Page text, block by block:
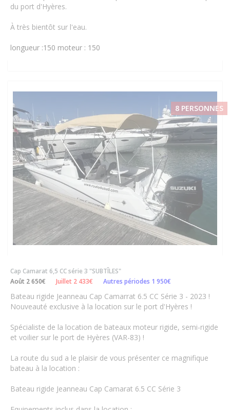
du port d'Hyères.
À très bientôt sur l'eau.
longueur :150 moteur : 150
8 PERSONNES
Cap Camarat 6,5 CC série 3 "SUBTÎLES"
Août 2 650€
Juillet 2 433€ Autres périodes 1 950€
Bateau rigide Jeanneau Cap Camarrat 6.5 CC Série 3 - 2023 !
Nouveauté exclusive à la location sur le port d'Hyères !
Spécialiste de la location de bateaux moteur rigide, semi-rigide
et voilier sur le port de Hyères (VAR-83) !
La route du sud a le plaisir de vous présenter ce magnifique
bateau à la location :
Bateau rigide Jeanneau Cap Camarat 6.5 CC Série 3